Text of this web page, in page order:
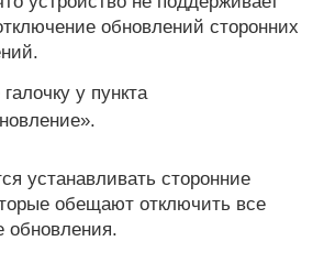
обновлений сторонних
у пункта
устанавливать сторонние
обещают отключить все
обновления.